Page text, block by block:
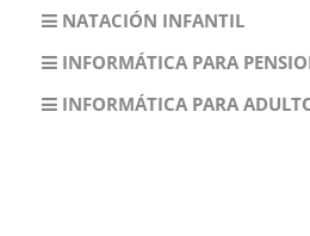
NATACIÓN INFANTIL
INFORMÁTICA PARA
INFORMÁTICA PARA